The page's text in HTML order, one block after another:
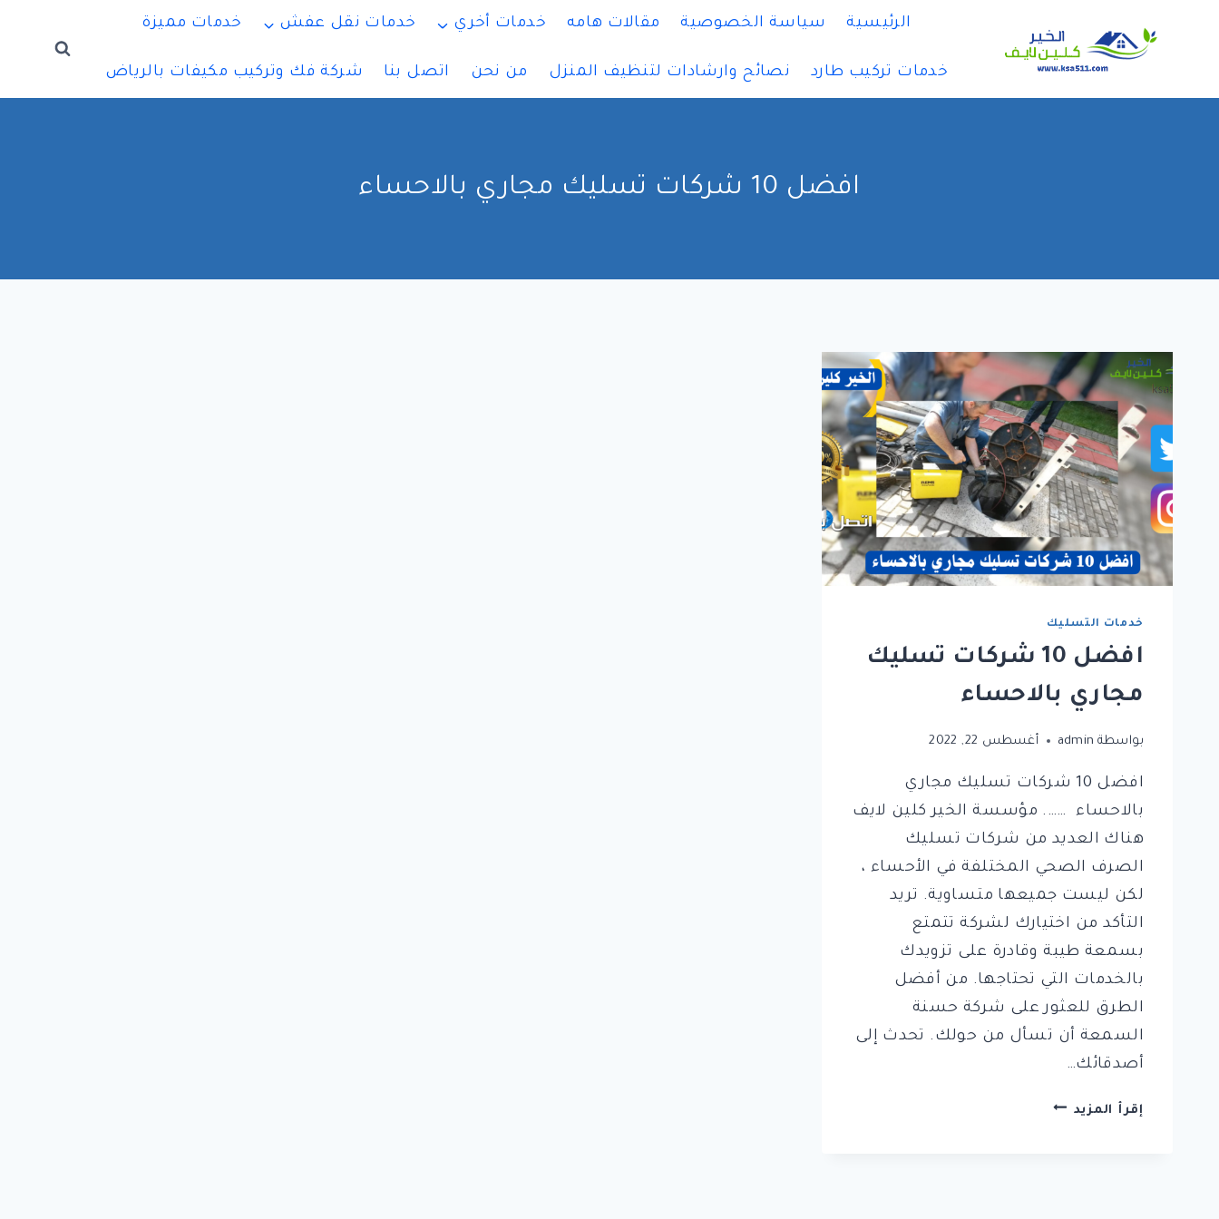
الرئيسية سياسة الخصوصية مقالات هامه خدمات أخري خدمات نقل عفش خدمات مميزة
خدمات تركيب طارد نصائح وارشادات لتنظيف المنزل من نحن اتصل بنا شركة فك وتركيب مكيفات بالرياض
افضل 10 شركات تسليك مجاري بالاحساء
خدمات التسليك
افضل 10 شركات تسليك
مجاري بالاحساء
بواسطة admin أغسطس 22, 2022
افضل 10 شركات تسليك مجاري
بالاحساء ……. مؤسسة الخير كلين لايف
هناك العديد من شركات تسليك
الصرف الصحي المختلفة في الأحساء ،
لكن ليست جميعها متساوية. تريد
التأكد من اختيارك لشركة تتمتع
بسمعة طيبة وقادرة على تزويدك
بالخدمات التي تحتاجها. من أفضل
الطرق للعثور على شركة حسنة
السمعة أن تسأل من حولك. تحدث إلى
أصدقائك…
إقرأ المزيد افضل